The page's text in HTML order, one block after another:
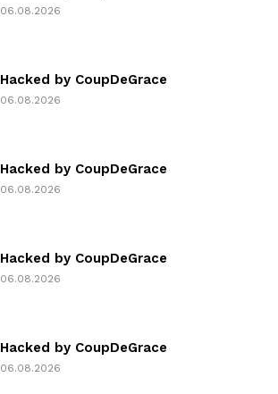
06.08.2026
Hacked by CoupDeGrace
06.08.2026
Hacked by CoupDeGrace
06.08.2026
Hacked by CoupDeGrace
06.08.2026
Hacked by CoupDeGrace
06.08.2026